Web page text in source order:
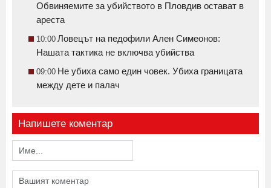
Обвиняемите за убийството в Пловдив остават в
ареста
10:00 Ловецът на педофили Ален Симеонов:
Нашата тактика не включва убийства
09:00 Не убиха само един човек. Убиха границата
между дете и палач
Напишете коментар